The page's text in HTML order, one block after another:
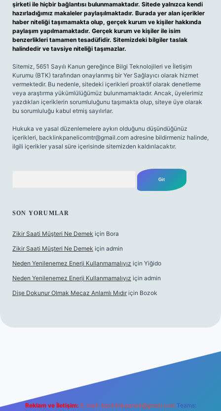
şirketi ile hiçbir bağlantısı bulunmamaktadır. Sitede yalnızca kendi
hazırladığımız makaleler paylaşılmaktadır. Burada yer alan içerikler
haber niteliği taşımamakta olup, gerçek kurum ve kişiler hakkında
paylaşım yapılmamaktadır. Gerçek kurum ve kişiler ile isim
benzerlikleri tamamen tesadüfidir. Sitemizdeki bilgiler taslak
halindedir ve tavsiye niteliği taşımazlar.
Sitemiz, 5651 Sayılı Kanun gereğince Bilgi Teknolojileri ve İletişim
Kurumu (BTK) tarafından onaylanmış bir Yer Sağlayıcı olarak hizmet
vermektedir. Bu nedenle, sitedeki içerikleri proaktif olarak denetleme
veya araştırma yükümlülüğümüz bulunmamaktadır. Ancak, üyelerimiz
yazdıkları içeriklerin sorumluluğunu taşımakta olup, siteye üye olarak
bu sorumluluğu kabul etmiş sayılırlar.
Hukuka ve yasal düzenlemelere aykırı olduğunu düşündüğünüz
içerikleri, backlinkpanelicomtr@gmail.com adresine bildirmeniz halinde,
ilgili içerikler yasal süre içerisinde sitemizden kaldırılacaktır.
SON YORUMLAR
Zikir Saati Müşteri Ne Demek için Bora
Zikir Saati Müşteri Ne Demek için admin
Neden Yenilenemez Enerji Kullanmamalıyız için Yiğido
Neden Yenilenemez Enerji Kullanmamalıyız için admin
Dişe Dokunur Olmak Mecaz Anlamlı Mıdır için Bozok
Reklam ve İletişim: E-mail: backlinkpaneli@gmail.com Teams: